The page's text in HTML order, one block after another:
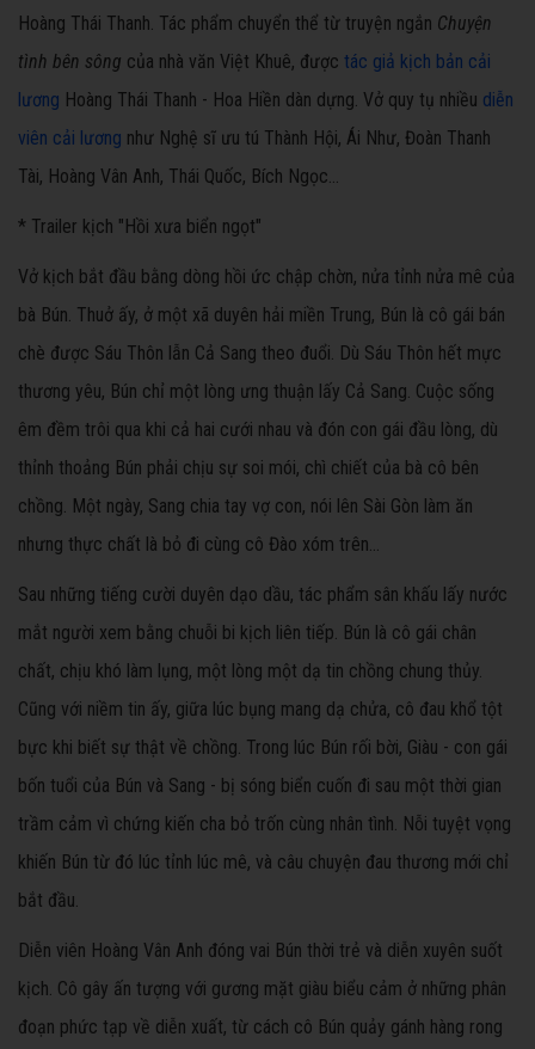
Hoàng Thái Thanh. Tác phẩm chuyển thể từ truyện ngắn Chuyện
tình bên sông của nhà văn Việt Khuê, được tác giả kịch bản cải
lương Hoàng Thái Thanh - Hoa Hiền dàn dựng. Vở quy tụ nhiều diễn
viên cải lương như Nghệ sĩ ưu tú Thành Hội, Ái Như, Đoàn Thanh
Tài, Hoàng Vân Anh, Thái Quốc, Bích Ngọc...
* Trailer kịch "Hồi xưa biển ngọt"
Vở kịch bắt đầu bằng dòng hồi ức chập chờn, nửa tỉnh nửa mê của
bà Bún. Thuở ấy, ở một xã duyên hải miền Trung, Bún là cô gái bán
chè được Sáu Thôn lẫn Cả Sang theo đuổi. Dù Sáu Thôn hết mực
thương yêu, Bún chỉ một lòng ưng thuận lấy Cả Sang. Cuộc sống
êm đềm trôi qua khi cả hai cưới nhau và đón con gái đầu lòng, dù
thỉnh thoảng Bún phải chịu sự soi mói, chì chiết của bà cô bên
chồng. Một ngày, Sang chia tay vợ con, nói lên Sài Gòn làm ăn
nhưng thực chất là bỏ đi cùng cô Đào xóm trên...
Sau những tiếng cười duyên dạo dầu, tác phẩm sân khấu lấy nước
mắt người xem bằng chuỗi bi kịch liên tiếp. Bún là cô gái chân
chất, chịu khó làm lụng, một lòng một dạ tin chồng chung thủy.
Cũng với niềm tin ấy, giữa lúc bụng mang dạ chửa, cô đau khổ tột
bực khi biết sự thật về chồng. Trong lúc Bún rối bời, Giàu - con gái
bốn tuổi của Bún và Sang - bị sóng biển cuốn đi sau một thời gian
trầm cảm vì chứng kiến cha bỏ trốn cùng nhân tình. Nỗi tuyệt vọng
khiến Bún từ đó lúc tỉnh lúc mê, và câu chuyện đau thương mới chỉ
bắt đầu.
Diễn viên Hoàng Vân Anh đóng vai Bún thời trẻ và diễn xuyên suốt
kịch. Cô gây ấn tượng với gương mặt giàu biểu cảm ở những phân
đoạn phức tạp về diễn xuất, từ cách cô Bún quảy gánh hàng rong